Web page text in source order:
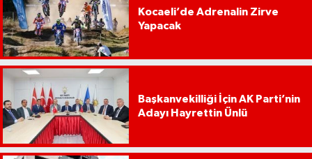
Kocaeli’de Adrenalin Zirve
Yapacak
Başkanvekilliği İçin AK Parti’nin
Adayı Hayrettin Ünlü